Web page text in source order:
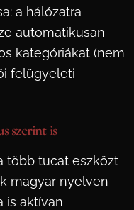
a hálózatra
automatikusan
kategóriákat (nem
felügyeleti
szerint is
több tucat eszközt
magyar nyelven
is aktívan